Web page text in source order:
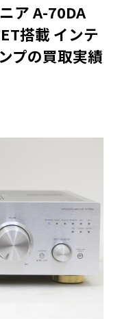
ア A-70DA
搭載 インテ
プの買取実績